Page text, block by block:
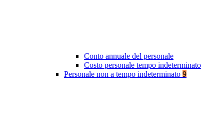
Conto annuale del personale
Costo personale tempo indeterminato
Personale non a tempo indeterminato 9